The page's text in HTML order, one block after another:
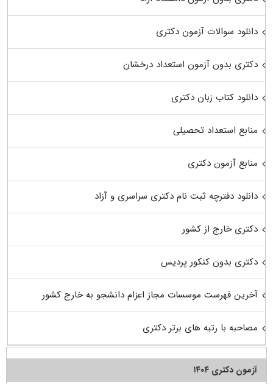
دانلود سوالات آزمون دکتری
دکتری بدون آزمون استعداد درخشان
دانلود کتاب زبان دکتری
منابع استعداد تحصیلی
منابع آزمون دکتری
دانلود دفترچه ثبت نام دکتری سراسری و آزاد
دکتری خارج از کشور
دکتری بدون کنکور پردیس
آخرین فهرست موسسات مجاز اعزام دانشجو به خارج کشور
مصاحبه با رتبه های برتر دکتری
آزمون دکتری ۱۴۰۴